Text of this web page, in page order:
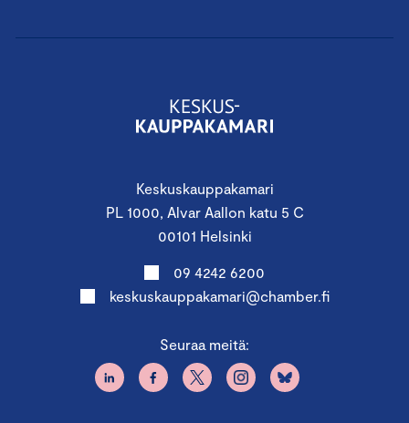
Keskuskauppakamari
PL 1000, Alvar Aallon katu 5 C
00101 Helsinki
09 4242 6200
keskuskauppakamari@chamber.fi
Seuraa meitä: